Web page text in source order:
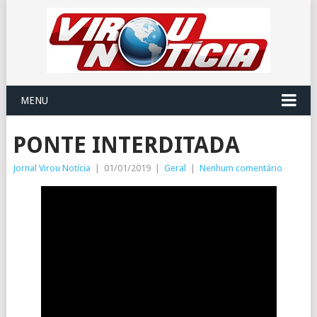
MENU
PONTE INTERDITADA
Jornal Virou Notícia 01/01/2019 Geral Nenhum comentário